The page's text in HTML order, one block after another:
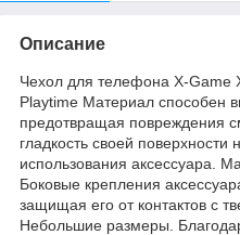
Описание
Чехол для телефона X-Game
Playtime Материал способен
предотвращая повреждения
гладкость своей поверхности
использования аксессуара.
Боковые крепления
защищая его от контактов с
Небольшие размеры.